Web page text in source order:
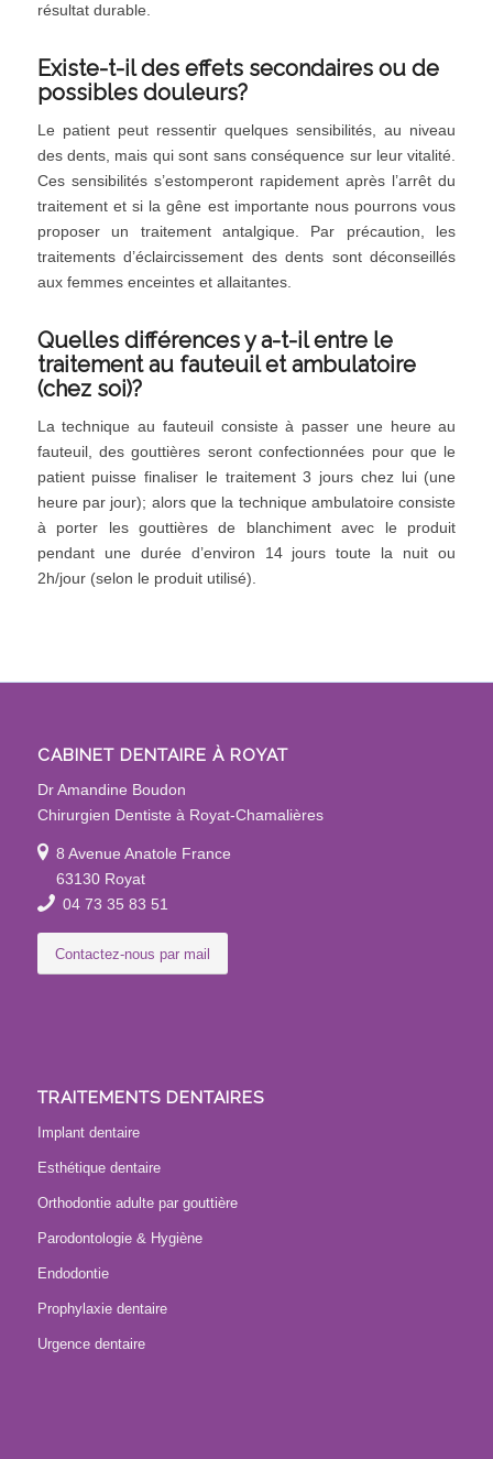
résultat durable.
Existe-t-il des effets secondaires ou de
possibles douleurs?
Le patient peut ressentir quelques sensibilités, au niveau
des dents, mais qui sont sans conséquence sur leur vitalité.
Ces sensibilités s’estomperont rapidement après l’arrêt du
traitement et si la gêne est importante nous pourrons vous
proposer un traitement antalgique. Par précaution, les
traitements d’éclaircissement des dents sont déconseillés
aux femmes enceintes et allaitantes.
Quelles différences y a-t-il entre le
traitement au fauteuil et ambulatoire
(chez soi)?
La technique au fauteuil consiste à passer une heure au
fauteuil, des gouttières seront confectionnées pour que le
patient puisse finaliser le traitement 3 jours chez lui (une
heure par jour); alors que la technique ambulatoire consiste
à porter les gouttières de blanchiment avec le produit
pendant une durée d’environ 14 jours toute la nuit ou
2h/jour (selon le produit utilisé).
CABINET DENTAIRE À ROYAT
Dr Amandine Boudon
Chirurgien Dentiste à Royat-Chamalières
8 Avenue Anatole France
63130 Royat
04 73 35 83 51
Contactez-nous par mail
TRAITEMENTS DENTAIRES
Implant dentaire
Esthétique dentaire
Orthodontie adulte par gouttière
Parodontologie & Hygiène
Endodontie
Prophylaxie dentaire
Urgence dentaire